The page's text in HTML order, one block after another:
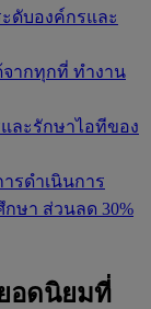
ดับองค์กรและ
ากทุกที่ ทำงาน
ละรักษาไอทีของ
รดำเนินการ
กษา ส่วนลด 30%
อดนิยมที่